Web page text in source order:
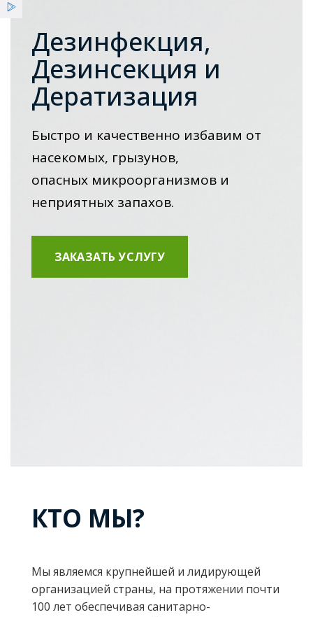
Льготы
Новости
Клинико-диагностические исследования
Очистка систем воздухоотводов
Гигиеническое обучение
Дезинфекция,
Дезинсекция и
Дератизация
Быстро и качественно избавим от
насекомых, грызунов,
опасных микроорганизмов и
неприятных запахов.
ЗАКАЗАТЬ УСЛУГУ
КТО МЫ?
Мы являемся крупнейшей и лидирующей
организацией страны, на протяжении почти
100 лет обеспечивая санитарно-